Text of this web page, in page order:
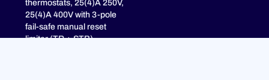
thermostats, 25(4)A 250V,
25(4)A 400V with 3-pole
fail-safe manual reset
limiter (TR + STB)